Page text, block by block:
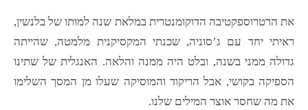
את הרטרוספקטיבה הדוקומנטרית במלאת שנה למותו של בלנשין,
ראיתי יחד עם ג’סוניה, שכנתי המקסיקנית מלמטה, שהייתה
גדולה ממני בשנה, ובלט היה ממנה והלאה. האנגלית של שתינו
הספיקה בקושי, אבל הריקוד והמוסיקה שעלו מן המסך השלימו
את מה שחסר אוצר המילים שלנו.